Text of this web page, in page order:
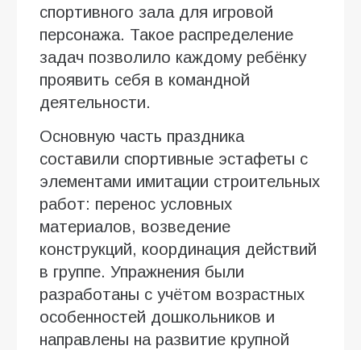
спортивного зала для игровой
персонажа. Такое распределение
задач позволило каждому ребёнку
проявить себя в командной
деятельности.
Основную часть праздника
составили спортивные эстафеты с
элементами имитации строительных
работ: перенос условных
материалов, возведение
конструкций, координация действий
в группе. Упражнения были
разработаны с учётом возрастных
особенностей дошкольников и
направлены на развитие крупной